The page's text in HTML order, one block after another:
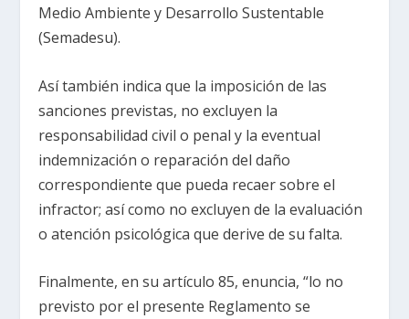
Medio Ambiente y Desarrollo Sustentable
(Semadesu).
Así también indica que la imposición de las
sanciones previstas, no excluyen la
responsabilidad civil o penal y la eventual
indemnización o reparación del daño
correspondiente que pueda recaer sobre el
infractor; así como no excluyen de la evaluación
o atención psicológica que derive de su falta.
Finalmente, en su artículo 85, enuncia, “lo no
previsto por el presente Reglamento se